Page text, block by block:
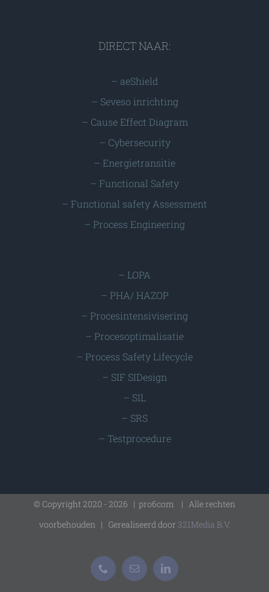
DIRECT NAAR:
– aeShield
– Seveso inrichting
– Cause Effect Diagram
– Cybersecurity
– Energietransitie
– Functional Safety
– Functional safety Assessment
– Process Engineering
– LOPA
– PHA/ HAZOP
– Procesintensivisering
– Procesoptimalisatie
– Process Safety Lifecycle
– SIF SIDesign
– SIL
– SRS
– Testprocedure
© Copyright 2020 - 2026 | pro6com
| Alle rechten
voorbehouden | Gerealiseerd door 321Media B.V.
Phone
E-
mail
LinkedIn